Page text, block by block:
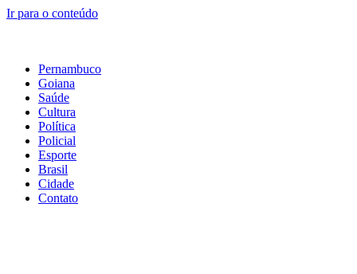
Ir para o conteúdo
Pernambuco
Goiana
Saúde
Cultura
Política
Policial
Esporte
Brasil
Cidade
Contato